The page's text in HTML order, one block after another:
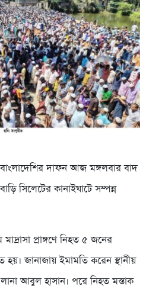
দাফন আজ মঙ্গলবার বাদ
সিলেটের কানাইঘাটে সম্পন্ন
প্রাঙ্গণে নিহত ৫ জনের
হয়। জানাজায় ইমামতি করেন স্থানীয়
আবুল হাসান। পরে নিহত মস্তাক